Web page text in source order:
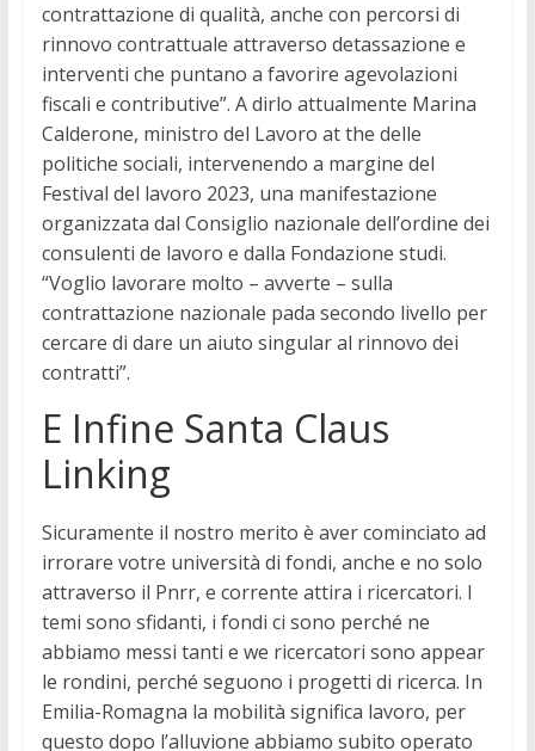
contrattazione di qualità, anche con percorsi di
rinnovo contrattuale attraverso detassazione e
interventi che puntano a favorire agevolazioni
fiscali e contributive”. A dirlo attualmente Marina
Calderone, ministro del Lavoro at the delle
politiche sociali, intervenendo a margine del
Festival del lavoro 2023, una manifestazione
organizzata dal Consiglio nazionale dell’ordine dei
consulenti de lavoro e dalla Fondazione studi.
“Voglio lavorare molto – avverte – sulla
contrattazione nazionale pada secondo livello per
cercare di dare un aiuto singular al rinnovo dei
contratti”.
E Infine Santa Claus
Linking
Sicuramente il nostro merito è aver cominciato ad
irrorare votre università di fondi, anche e no solo
attraverso il Pnrr, e corrente attira i ricercatori. I
temi sono sfidanti, i fondi ci sono perché ne
abbiamo messi tanti e we ricercatori sono appear
le rondini, perché seguono i progetti di ricerca. In
Emilia-Romagna la mobilità significa lavoro, per
questo dopo l’alluvione abbiamo subito operato